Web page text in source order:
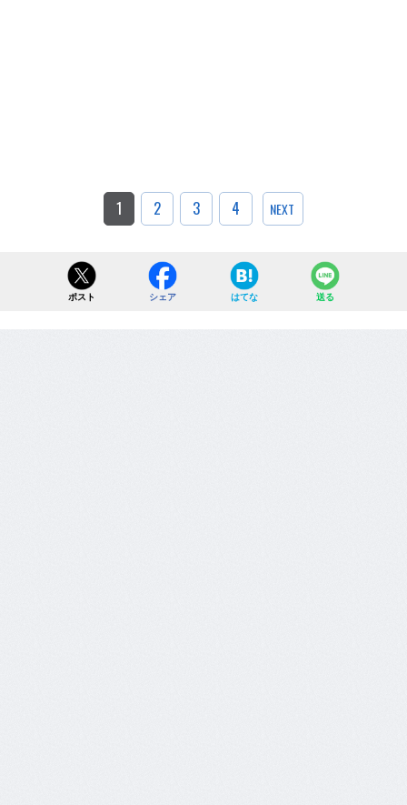
1 2 3 4 NEXT
ポスト シェア はてな 送る